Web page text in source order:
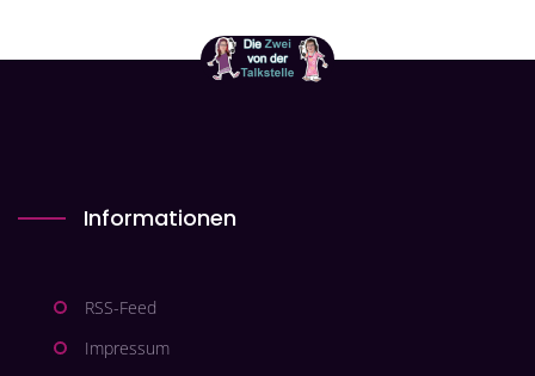
Informationen
RSS-Feed
Impressum